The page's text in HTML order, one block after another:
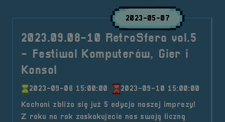
2023-05-07
2023.09.08-10 RetroSfera vol.5
- Festiwal Komputerów, Gier i
Konsol
2023-09-08 15:00:00
2023-09-10 15:00:00
Kochani zbliża się już 5 edycja naszej imprezy!
Z roku na rok zaskakujecie nas swoją liczną